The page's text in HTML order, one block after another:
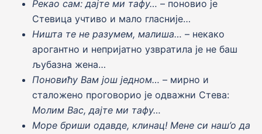
Рекао сам: даjте ми тафу… – поновио jе
Стевица учтиво и мало гласниjе…
Ништа те не разумем, малиша… – некако
арогантно и неприjатно узвратила jе не баш
љубазна жена…
Поновићу Вам jош jедном… – мирно и
сталожено проговорио jе одважни Стева:
Молим Вас, даjте ми тафу…
Море бриши одавде, клинац! Мене си наш’о да